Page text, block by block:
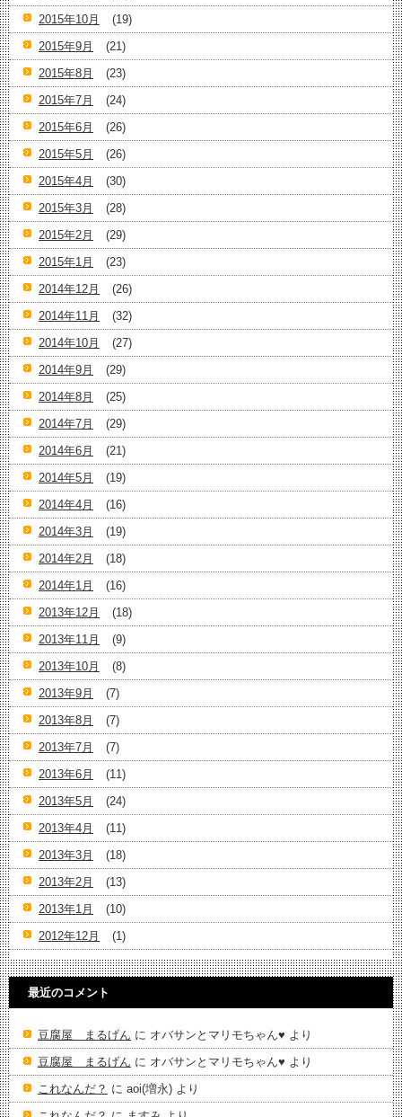
2015年10月
(19)
2015年9月
(21)
2015年8月
(23)
2015年7月
(24)
2015年6月
(26)
2015年5月
(26)
2015年4月
(30)
2015年3月
(28)
2015年2月
(29)
2015年1月
(23)
2014年12月
(26)
2014年11月
(32)
2014年10月
(27)
2014年9月
(29)
2014年8月
(25)
2014年7月
(29)
2014年6月
(21)
2014年5月
(19)
2014年4月
(16)
2014年3月
(19)
2014年2月
(18)
2014年1月
(16)
2013年12月
(18)
2013年11月
(9)
2013年10月
(8)
2013年9月
(7)
2013年8月
(7)
2013年7月
(7)
2013年6月
(11)
2013年5月
(24)
2013年4月
(11)
2013年3月
(18)
2013年2月
(13)
2013年1月
(10)
2012年12月
(1)
最近のコメント
豆腐屋 まるげん に オバサンとマリモちゃん♥️ より
豆腐屋 まるげん に オバサンとマリモちゃん♥️ より
これなんだ？ に aoi(増永) より